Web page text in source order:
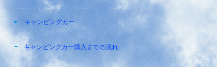
キャンピングカー
キャンピングカー購入までの流れ